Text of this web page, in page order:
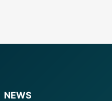
NEWS